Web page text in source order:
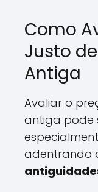
Como
Justo
Antiga
Avaliar o
antiga pode
adentrando